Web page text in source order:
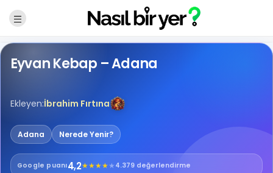
Eyvan Kebap – Adana
Ekleyen:İbrahim Fırtına
Adana Nerede Yenir?
Google puanı4,2★★★★★ 4.379 değerlendirme